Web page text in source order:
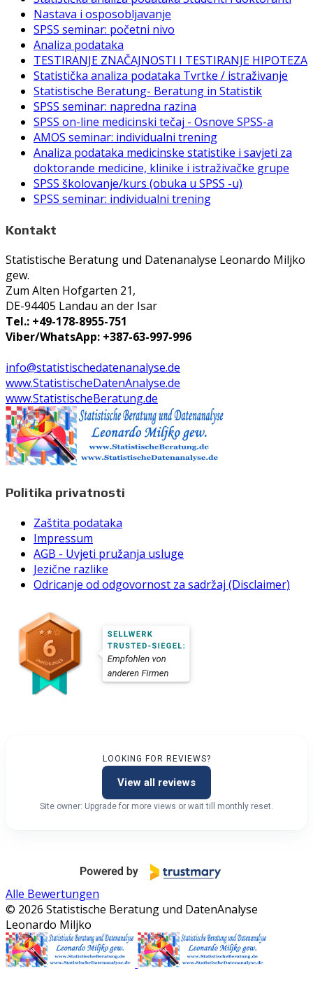
Nastava i osposobljavanje
SPSS seminar: početni nivo
Analiza podataka
TESTIRANJE ZNAČAJNOSTI I TESTIRANJE HIPOTEZA
Statistička analiza podataka Tvrtke / istraživanje
Statistische Beratung- Beratung in Statistik
SPSS seminar: napredna razina
SPSS on-line medicinski tečaj - Osnove SPSS-a
AMOS seminar: individualni trening
Analiza podataka medicinske statistike i savjeti za
doktorande medicine, klinike i istraživačke grupe
SPSS školovanje/kurs (obuka u SPSS -u)
SPSS seminar: individualni trening
Kontakt
Statistische Beratung und Datenanalyse Leonardo Miljko
gew.
Zum Alten Hofgarten 21,
DE-94405 Landau an der Isar
Tel.: +49-178-8955-751
Viber/WhatsApp: +387-63-997-996
info@statistischedatenanalyse.de
www.StatistischeDatenAnalyse.de
www.StatistischeBeratung.de
Politika privatnosti
Zaštita podataka
Impressum
AGB - Uvjeti pružanja usluge
Jezične razlike
Odricanje od odgovornost za sadržaj (Disclaimer)
LOOKING FOR REVIEWS?
View all reviews
Site owner: Upgrade for more views or wait till monthly reset.
Alle Bewertungen
© 2026 Statistische Beratung und DatenAnalyse
Leonardo Miljko